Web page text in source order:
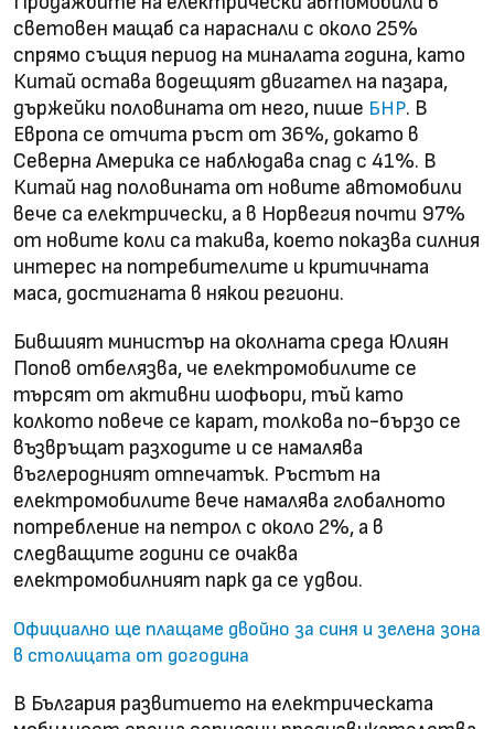
световен мащаб са нараснали с около 25%
спрямо същия период на миналата година, като
Китай остава водещият двигател на пазара,
държейки половината от него, пише БНР. В
Европа се отчита ръст от 36%, докато в
Северна Америка се наблюдава спад с 41%. В
Китай над половината от новите автомобили
вече са електрически, а в Норвегия почти 97%
от новите коли са такива, което показва силния
интерес на потребителите и критичната
маса, достигната в някои региони.
Бившият министър на околната среда Юлиян
Попов отбелязва, че електромобилите се
търсят от активни шофьори, тъй като
колкото повече се карат, толкова по-бързо се
възвръщат разходите и се намалява
въглеродният отпечатък. Ръстът на
електромобилите вече намалява глобалното
потребление на петрол с около 2%, а в
следващите години се очаква
електромобилният парк да се удвои.
Официално ще плащаме двойно за синя и зелена зона
в столицата от догодина
В България развитието на електрическата